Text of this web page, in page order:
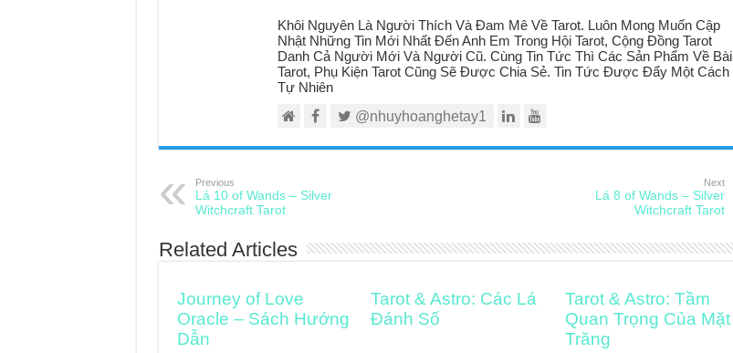
Khôi Nguyên Là Người Thích Và Đam Mê Về Tarot. Luôn Mong Muốn Cập
Nhật Những Tin Mới Nhất Đến Anh Em Trong Hội Tarot, Cộng Đồng Tarot
Danh Cả Người Mới Và Người Cũ. Cùng Tin Tức Thì Các Sản Phẩm Về Bài
Tarot, Phụ Kiện Tarot Cũng Sẽ Được Chia Sẻ. Tin Tức Được Đẩy Một Cách
Tự Nhiên
@nhuyhoanghetay1
Previous
Lá 10 of Wands – Silver
Witchcraft Tarot
Next
Lá 8 of Wands – Silver
Witchcraft Tarot
Related Articles
Journey of Love
Oracle – Sách Hướng
Dẫn
Tarot & Astro: Các Lá
Đánh Số
Tarot & Astro: Tầm
Quan Trọng Của Mặt
Trăng